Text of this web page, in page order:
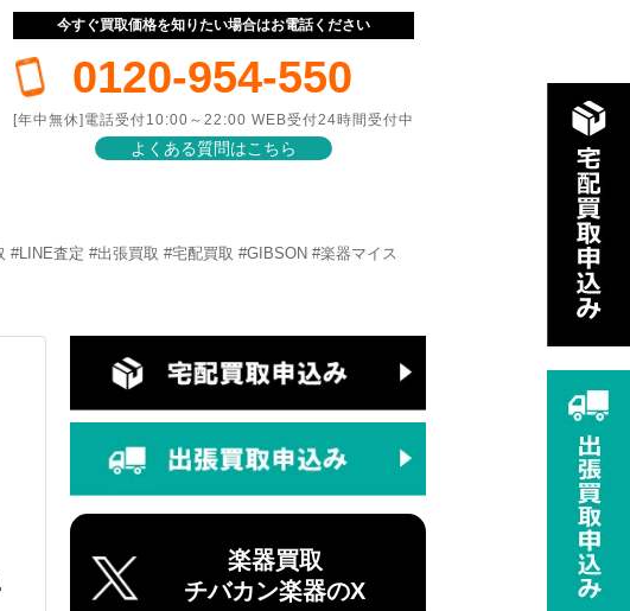
今すぐ買取価格を知りたい場合はお電話ください
0120-954-550
[年中無休]電話受付10:00～22:00 WEB受付24時間受付中
よくある質問はこちら
査定 #出張買取 #宅配買取 #GIBSON #楽器マイス
楽器買取
チバカン楽器のX